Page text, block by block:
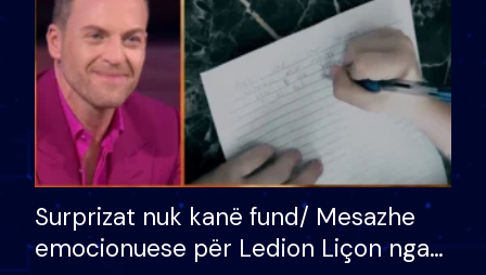
Surprizat nuk kanë fund/ Mesazhe
emocionuese për Ledion Liçon nga